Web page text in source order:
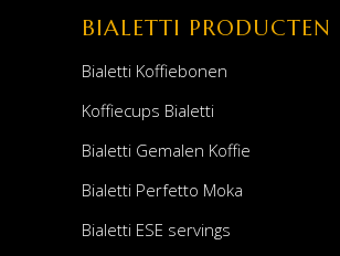
BIALETTI PRODUCTEN
Bialetti Koffiebonen
Koffiecups Bialetti
Bialetti Gemalen Koffie
Bialetti Perfetto Moka
Bialetti ESE servings